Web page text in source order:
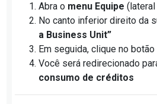
Abra o menu Equipe
No canto inferior direito da
a Business Unit”
Em seguida, clique no botão
Você será redirecionado
consumo de créditos